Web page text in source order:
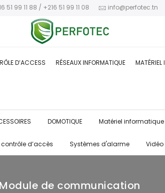
51 99 11 88 / +216 51 99 11 08 info@perfotec.tn
D’ACCESS RÉSEAUX INFORMATIQUE MATÉRIEL
DOMOTIQUE Matériel informatique
d’accès Systèmes d'alarme
Module de communication